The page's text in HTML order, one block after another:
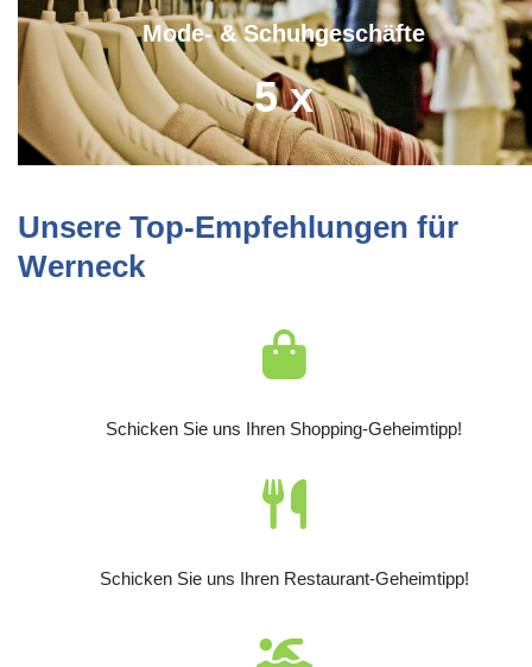
Mode- & Schuhgeschäfte
5 x
Unsere Top-Empfehlungen für
Werneck
Schicken Sie uns Ihren Shopping-Geheimtipp!
Schicken Sie uns Ihren Restaurant-Geheimtipp!